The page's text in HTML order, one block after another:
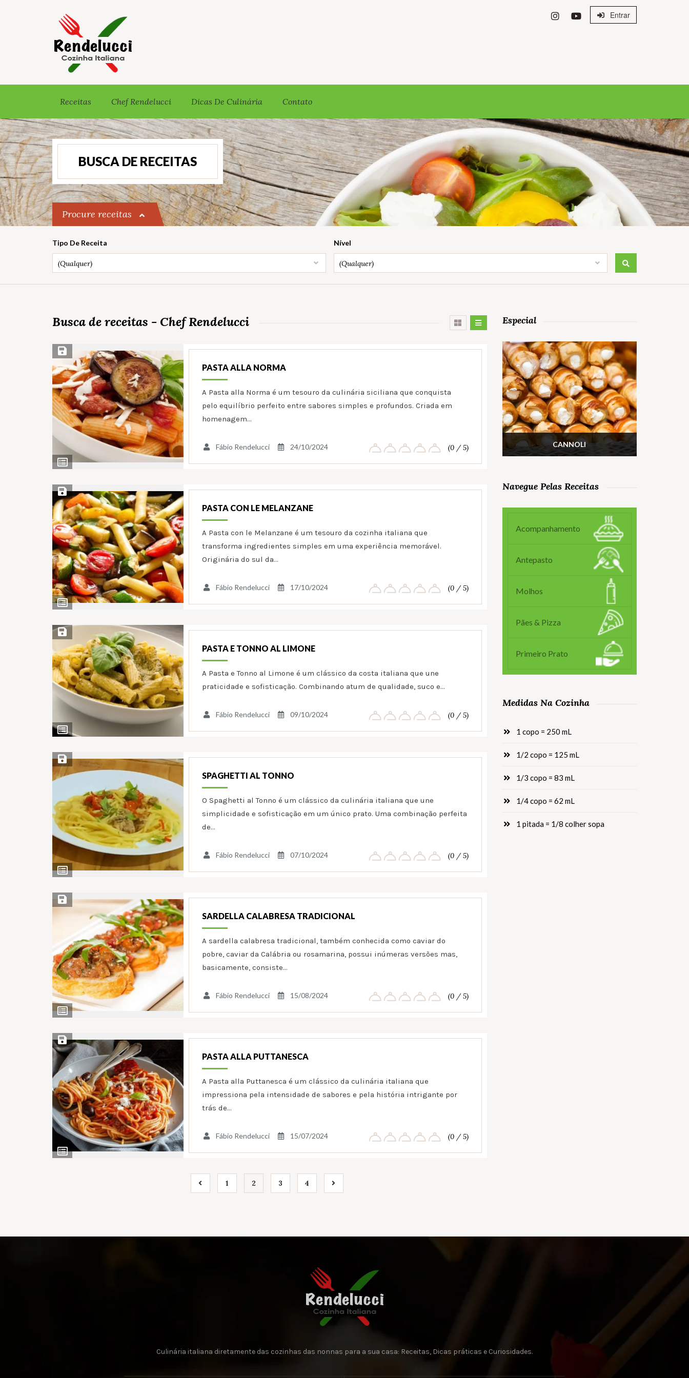
Entrar
Receitas Chef Rendelucci Dicas De Culinária Contato
BUSCA DE RECEITAS
Procure receitas
Tipo De Receita
(Qualquer)
Nível
(Qualquer)
Busca de receitas - Chef Rendelucci
Ver
Ingredientes
Salvar Receita
PASTA ALLA NORMA
A Pasta alla Norma é um tesouro da culinária siciliana que conquista
pelo equilíbrio perfeito entre sabores simples e profundos. Criada em
homenagem…
Fábio Rendelucci 24/10/2024 (0 / 5)
Ver
Ingredientes
Salvar Receita
PASTA CON LE MELANZANE
A Pasta con le Melanzane é um tesouro da cozinha italiana que
transforma ingredientes simples em uma experiência memorável.
Originária do sul da…
Fábio Rendelucci 17/10/2024 (0 / 5)
Ver
Ingredientes
Salvar Receita
PASTA E TONNO AL LIMONE
A Pasta e Tonno al Limone é um clássico da costa italiana que une
praticidade e sofisticação. Combinando atum de qualidade, suco e…
Fábio Rendelucci 09/10/2024 (0 / 5)
Ver
Ingredientes
Salvar Receita
SPAGHETTI AL TONNO
O Spaghetti al Tonno é um clássico da culinária italiana que une
simplicidade e sofisticação em um único prato. Uma combinação perfeita
de…
Fábio Rendelucci 07/10/2024 (0 / 5)
Ver
Ingredientes
Salvar Receita
SARDELLA CALABRESA TRADICIONAL
A sardella calabresa tradicional, também conhecida como caviar do
pobre, caviar da Calábria ou rosamarina, possui inúmeras versões mas,
basicamente, consiste…
Fábio Rendelucci 15/08/2024 (0 / 5)
Ver
Ingredientes
Salvar Receita
PASTA ALLA PUTTANESCA
A Pasta alla Puttanesca é um clássico da culinária italiana que
impressiona pela intensidade de sabores e pela história intrigante por
trás de…
Fábio Rendelucci 15/07/2024 (0 / 5)
1 2 3 4
Especial
CANNOLI
Navegue Pelas Receitas
Acompanhamento
Antepasto
Molhos
Pães & Pizza
Primeiro Prato
Medidas Na Cozinha
1 copo = 250 mL
1/2 copo = 125 mL
1/3 copo = 83 mL
1/4 copo = 62 mL
1 pitada = 1/8 colher sopa
Culinária italiana diretamente das cozinhas das nonnas para a sua casa: Receitas, Dicas práticas e Curiosidades.